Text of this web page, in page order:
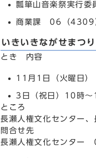
瓢箪山音楽祭実行
商業課 06（4309
いきいきながせまつり
とき 内容
11月1日（火曜日
3日（祝日）10時～
ところ
長瀬人権文化センター
問合せ先
長瀬人権文化センタ